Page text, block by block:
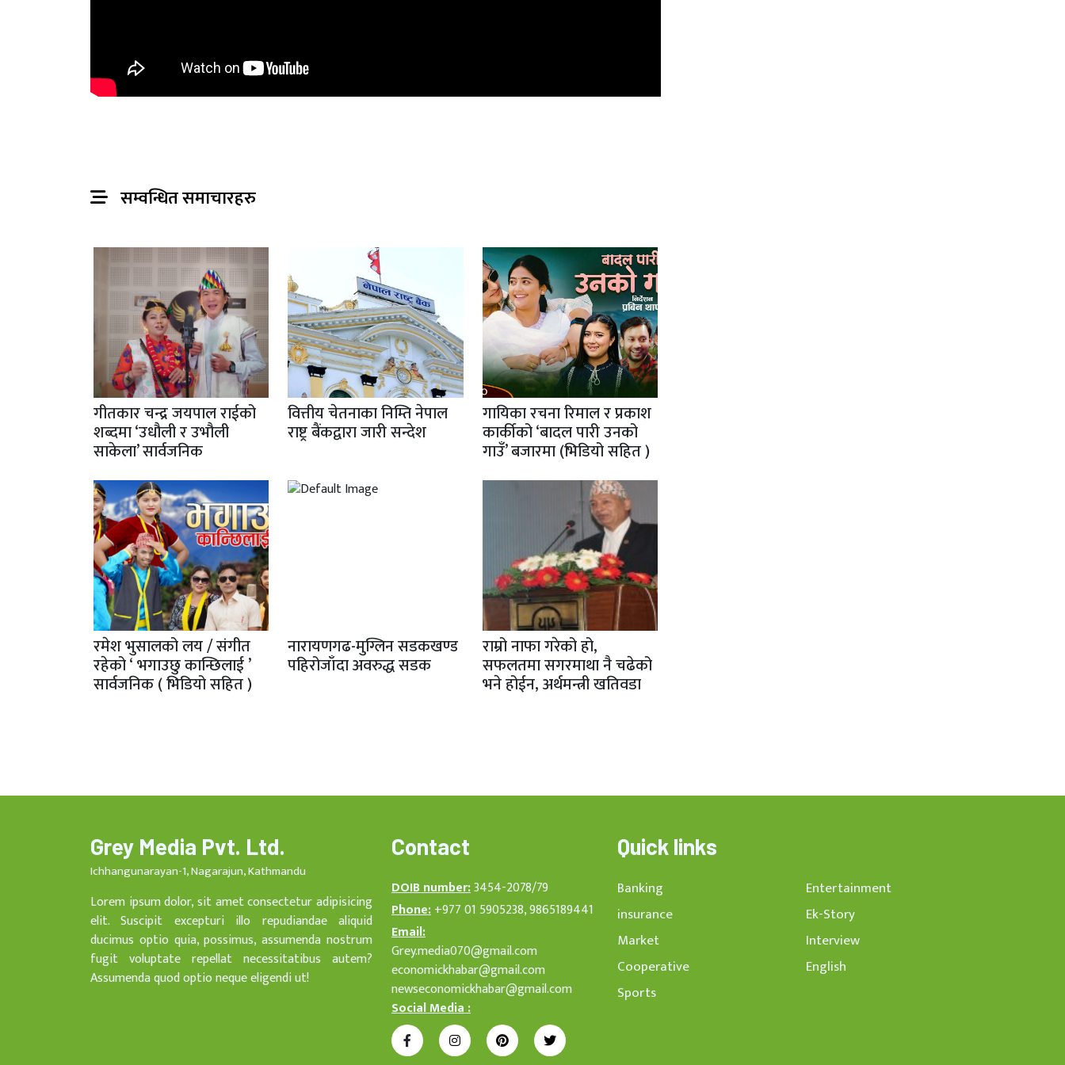
सम्वन्धित समाचारहरु
गीतकार चन्द्र जयपाल राईको
शब्दमा ‘उधौली र उभौली
साकेला’ सार्वजनिक
वित्तीय चेतनाका निम्ति नेपाल
राष्ट्र बैंकद्वारा जारी सन्देश
गायिका रचना रिमाल र प्रकाश
कार्कीको ‘बादल पारी उनको
गाउँ’ बजारमा (भिडियो सहित )
रमेश भुसालको लय / संगीत
रहेको ‘ भगाउछु कान्छिलाई ’
सार्वजनिक ( भिडियो सहित )
नारायणगढ-मुग्लिन सडकखण्ड
पहिरोजाँदा अवरुद्ध सडक
राम्रो नाफा गरेको हो,
सफलतमा सगरमाथा नै चढेको
भने होईन, अर्थमन्त्री खतिवडा
Grey Media Pvt. Ltd.
Ichhangunarayan-1, Nagarajun, Kathmandu
Lorem ipsum dolor, sit amet consectetur adipisicing
elit. Suscipit excepturi illo repudiandae aliquid
ducimus optio quia, possimus, assumenda nostrum
fugit voluptate repellat necessitatibus autem?
Assumenda quod optio neque eligendi ut!
Contact
DOIB number:3454-2078/79
Phone:+977 01 5905238, 9865189441
Email:
Grey.media070@gmail.com
economickhabar@gmail.com
newseconomickhabar@gmail.com
Social Media :
Quick links
Banking
insurance
Market
Cooperative
Sports
Entertainment
Ek-Story
Interview
English